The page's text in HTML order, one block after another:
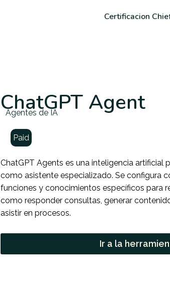
Certificacion
ChatGPT Agent
Agentes de IA
Paid
ChatGPT Agents es una inteligencia artificial
como asistente especializado. Se configura
funciones y conocimientos específicos para
como responder consultas, generar
asistir en procesos.
Ir a la